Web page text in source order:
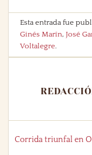
Esta entrada fue
Ginés Marín,José
Voltalegre.
Corrida triunfal en